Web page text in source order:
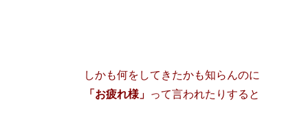
しかも何をしてきたかも知らんのに
「お疲れ様」 って言われたりすると